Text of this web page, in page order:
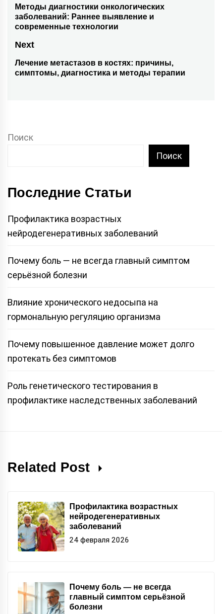
по
записям
Previous
post:
Методы диагностики онкологических
заболеваний: Раннее выявление и
современные технологии
Next
Next
Лечение метастазов в костях: причины,
симптомы, диагностика и методы терапии
Поиск
Поиск
Последние Статьи
Профилактика возрастных
нейродегенеративных заболеваний
Почему боль — не всегда главный симптом
серьёзной болезни
Влияние хронического недосыпа на
гормональную регуляцию организма
Почему повышенное давление может долго
протекать без симптомов
Роль генетического тестирования в
профилактике наследственных заболеваний
Related Post
Профилактика возрастных
нейродегенеративных
заболеваний
24 февраля 2026
Почему боль — не всегда
главный симптом серьёзной
болезни